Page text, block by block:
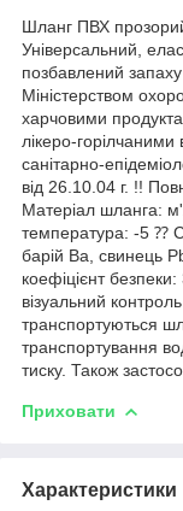
Шланг ПВХ
Універсальний,
позбавлений
Міністерством
харчовими
лікеро-горілчаними
санітарно-
від 26.10.04 г. !!
Матеріал шланга:
температура: -5 ⁇
барій Ba, свинець
коефіцієнт
візуальний
транспортуються
транспортування
тиску. Також
Приховати
Характеристики